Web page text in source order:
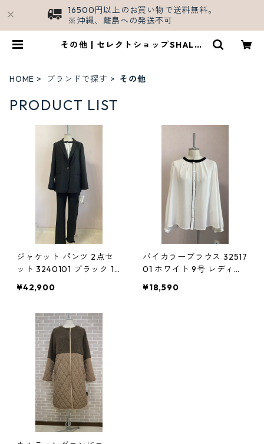
16500円以上のお買い物で送料無料。
※沖縄、離島への発送不可
その他 | セレクトショップSHALL/
HOME ブランドで探す その他
PRODUCT LIST
ジャケット パンツ 2点セ
ット 3240101 ブラック 13
ズ ラクープ スーツ セット
¥42,900
バイカラーブラウス 32517
01 ホワイト 9号 レディー
¥18,590